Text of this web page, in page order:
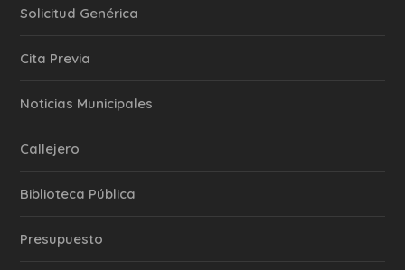
Solicitud Genérica
Cita Previa
‎Noticias Municipales
Callejero
Biblioteca Pública
Presupuesto